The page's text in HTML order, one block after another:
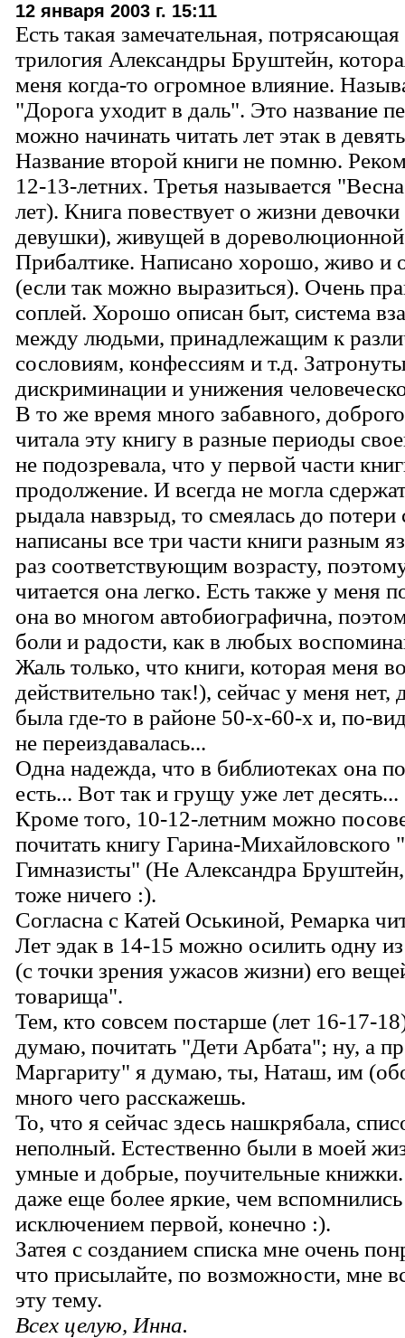
12 января 2003 г. 15:11
Есть такая замечательная,
трилогия Александры Бруштейн,
меня когда-то огромное влияние.
"Дорога уходит в даль". Это название
можно начинать читать лет этак в
Название второй книги не помню.
12-13-летних. Третья называется
лет). Книга повествует о жизни девочки
девушки), живущей в дореволюционной
Прибалтике. Написано хорошо, живо и
(если так можно выразиться). Очень
соплей. Хорошо описан быт, система
между людьми, принадлежащим к
сословиям, конфессиям и т.д.
дискриминации и унижения
В то же время много забавного,
читала эту книгу в разные периоды
не подозревала, что у первой части
продолжение. И всегда не могла
рыдала навзрыд, то смеялась до потери
написаны все три части книги разным
раз соответствующим возрасту,
читается она легко. Есть также у меня
она во многом автобиографична,
боли и радости, как в любых
Жаль только, что книги, которая меня
действительно так!), сейчас у меня нет,
была где-то в районе 50-х-60-х и, по-
не переиздавалась...
Одна надежда, что в библиотеках она
есть... Вот так и грущу уже лет десять...
Кроме того, 10-12-летним можно
почитать книгу Гарина-Михайловского
Гимназисты" (Не Александра
тоже ничего :).
Согласна с Катей Оськиной, Ремарка
Лет эдак в 14-15 можно осилить одну
(с точки зрения ужасов жизни) его
товарища".
Тем, кто совсем постарше (лет 16-17-
думаю, почитать "Дети Арбата"; ну, а
Маргариту" я думаю, ты, Наташ, им
много чего расскажешь.
То, что я сейчас здесь нашкрябала,
неполный. Естественно были в моей
умные и добрые, поучительные
даже еще более яркие, чем вспомнились
исключением первой, конечно :).
Затея с созданием списка мне очень
что присылайте, по возможности, мне
эту тему.
Всех целую, Инна.